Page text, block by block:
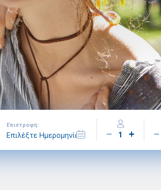
Επιστροφή:
1